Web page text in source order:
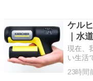
ケル
｜水
利！
現在、
い生活
アパ
ホース
23時間